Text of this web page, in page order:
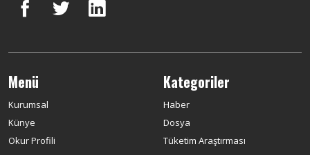
Menü
Kurumsal
Künye
Okur Profili
Kategoriler
Haber
Dosya
Tüketim Araştırması